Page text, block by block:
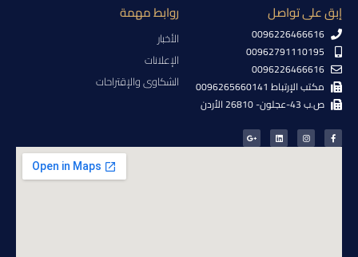
إبق على تواصل
0096226466616
00962791110195
0096226466616
مكتب الإرتباط 0096265660141
ص.ب 43-عجلون- 26810 الأردن
روابط مهمة
الأخبار
الإعلانات
الشكاوى والإقتراحات